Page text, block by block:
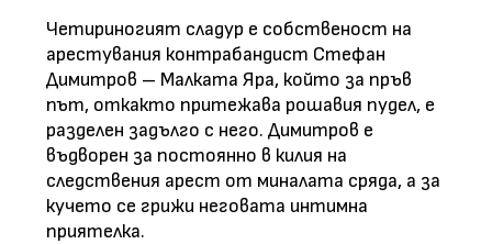
Четириногият сладур е собственост на
арестувания контрабандист Стефан
Димитров – Малката Яра, който за пръв
път, откакто притежава рошавия пудел, е
разделен задълго с него. Димитров е
въдворен за постоянно в килия на
следствения арест от миналата сряда, а за
кучето се грижи неговата интимна
приятелка.